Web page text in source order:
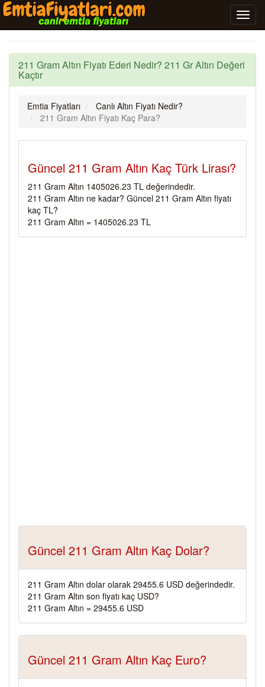
211 Gram Altın Fiyatı Ederi Nedir? 211 Gr Altın Değeri
Kaçtır
Emtia Fiyatları
Canlı Altın Fiyatı Nedir?
211 Gram Altın Fiyatı Kaç Para?
Güncel 211 Gram Altın Kaç Türk Lirası?
211 Gram Altın 1405026.23 TL değerindedir.
211 Gram Altın ne kadar? Güncel 211 Gram Altın fiyatı
kaç TL?
211 Gram Altın = 1405026.23 TL
Güncel 211 Gram Altın Kaç Dolar?
211 Gram Altın dolar olarak 29455.6 USD değerindedir.
211 Gram Altın son fiyatı kaç USD?
211 Gram Altın = 29455.6 USD
Güncel 211 Gram Altın Kaç Euro?